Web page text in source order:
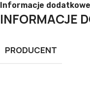
Informacje dodatkowe
INFORMACJE
PRODUCENT